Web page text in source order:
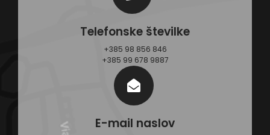
Telefonske številke
+385 98 856 846
+385 99 678 9887
E-mail naslov